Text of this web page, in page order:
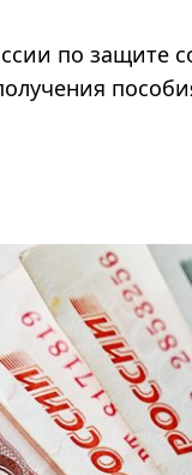
по защите